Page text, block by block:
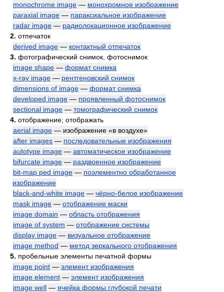
monochrome image — монохромное изображение
paraxial image — параксиальное изображение
radar image — радиолокационное изображение
2. отпечаток
derived image — контактный отпечаток
3. фотографический снимок, фотоснимок
image shape — формат снимка
x-ray image — рентгеновский снимок
dimensions of image — формат снимка
developed image — проявленный фотоснимок
sectional image — томографический снимок
4. отображение; отображать
aerial image — изображение «в воздухе»
after images — последовательные изображения
autotype image — автоматическое изображение
bifurcate image — раздвоенное изображение
bit-map ped image — поэлементно обработанное
изображение
black-and-white image — чёрно-белое изображение
mask image — отображение маски
image domain — область отображения
image of system — отображение системы
display image — визуальное отображение
image method — метод зеркального отображения
5. пробельные элементы печатной формы
image point — элемент изображения
image element — элемент изображения
image well — ячейка формы глубокой печати